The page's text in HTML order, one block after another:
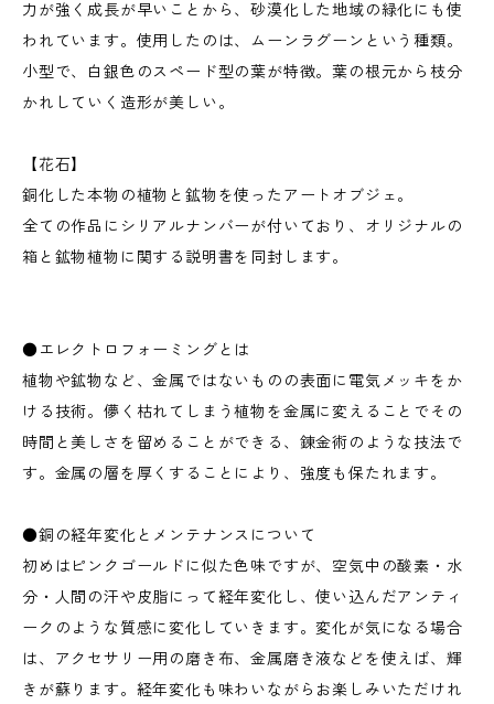
力が強く成長が早いことから、砂漠化した地域の緑化にも使
われています。使用したのは、ムーンラグーンという種類。
小型で、白銀色のスペード型の葉が特徴。葉の根元から枝分
かれしていく造形が美しい。
【花石】
銅化した本物の植物と鉱物を使ったアートオブジェ。
全ての作品にシリアルナンバーが付いており、オリジナルの
箱と鉱物植物に関する説明書を同封します。
●エレクトロフォーミングとは
植物や鉱物など、金属ではないものの表面に電気メッキをか
ける技術。儚く枯れてしまう植物を金属に変えることでその
時間と美しさを留めることができる、錬金術のような技法で
す。金属の層を厚くすることにより、強度も保たれます。
●銅の経年変化とメンテナンスについて
初めはピンクゴールドに似た色味ですが、空気中の酸素・水
分・人間の汗や皮脂にって経年変化し、使い込んだアンティ
ークのような質感に変化していきます。変化が気になる場合
は、アクセサリー用の磨き布、金属磨き液などを使えば、輝
きが蘇ります。経年変化も味わいながらお楽しみいただけれ